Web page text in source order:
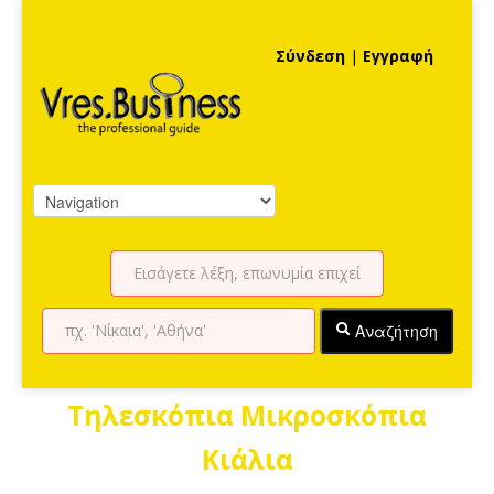
Σύνδεση | Εγγραφή
Αναζήτηση
Τηλεσκόπια Μικροσκόπια
Κιάλια